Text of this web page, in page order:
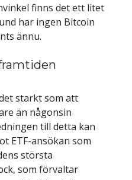
finns det ett litet
har ingen Bitcoin
ännu.
starkt som att
än någonsin
till detta kan
ETF-ansökan som
största
som förvaltar